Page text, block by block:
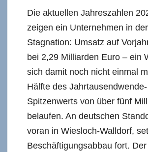
Die aktuellen Jahreszahlen
zeigen ein Unternehmen in der
Stagnation: Umsatz auf
bei 2,29 Milliarden Euro – ein
sich damit noch nicht einmal
Hälfte des Jahrtausendwende-
Spitzenwerts von über fünf
belaufen. An deutschen
voran in Wiesloch-Walldorf,
Beschäftigungsabbau fort. Der